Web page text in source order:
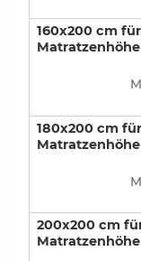
160x200 cm
Matratzenhöhe
180x200 cm
Matratzenhöhe
200x200 cm
Matratzenhöhe